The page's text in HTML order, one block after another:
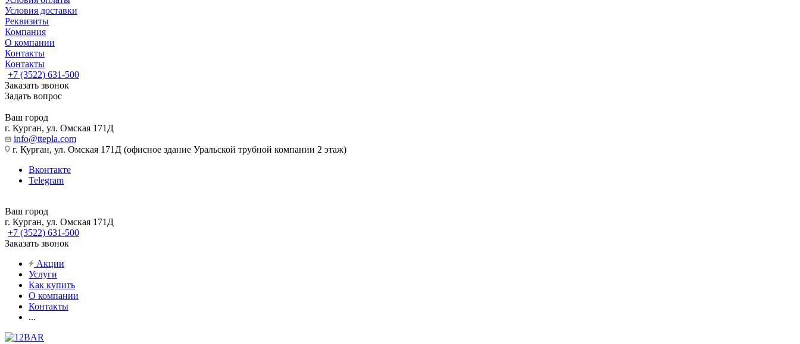
Условия доставки
Реквизиты
Компания
О компании
Контакты
Контакты
+7 (3522) 631-500
Заказать звонок
Задать вопрос
Ваш город
г. Курган, ул. Омская 171Д
info@ttepla.com
г. Курган, ул. Омская 171Д (офисное здание Уральской трубной компании 2 этаж)
Вконтакте
Telegram
Ваш город
г. Курган, ул. Омская 171Д
+7 (3522) 631-500
Заказать звонок
Акции
Услуги
Как купить
О компании
Контакты
...